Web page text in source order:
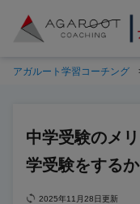
アガルート学習コーチング
中学受験のメ
学受験をする
2025年11月28日更新